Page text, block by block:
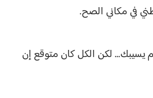
في مكاني الصح.
لكن الكل كان متوقع إن